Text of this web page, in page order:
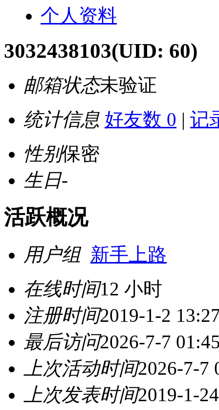
个人资料
3032438103(UID: 60)
邮箱状态未验证
统计信息 好友数 0 | 记
性别保密
生日-
活跃概况
用户组 新手上路
在线时间12 小时
注册时间2019-1-2
最后访问2026-7-7
上次活动时间2026-7-7
上次发表时间2019-1-